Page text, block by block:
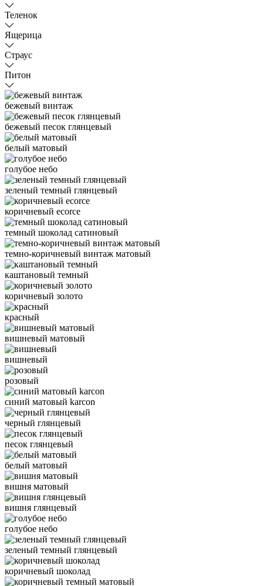
Теленок
Ящерица
Страус
Питон
бежевый винтаж
бежевый песок глянцевый
белый матовый
голубое небо
зеленый темный глянцевый
коричневый ecorce
темный шоколад сатиновый
темно-коричневый винтаж матовый
каштановый темный
коричневый золото
красный
вишневый матовый
вишневый
розовый
синий матовый karcon
черный глянцевый
песок глянцевый
белый матовый
вишня матовый
вишня глянцевый
голубое небо
зеленый темный глянцевый
коричневый шоколад